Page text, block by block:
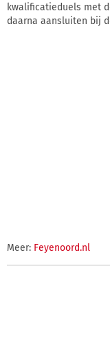
kwalificatieduels met
daarna aansluiten bij
Meer: Feyenoord.nl